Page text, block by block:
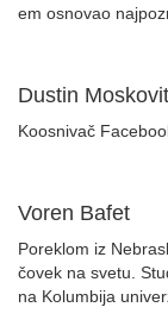
em osnovao
Dustin
Koosnivač
Voren Bafet
Poreklom iz
čovek na svetu.
na Kolumbija